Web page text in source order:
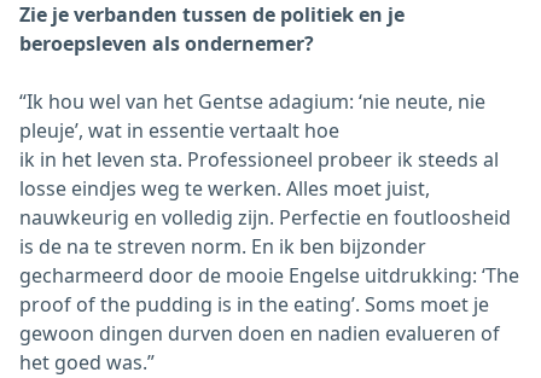
Zie je verbanden tussen de politiek en je
beroepsleven als ondernemer?
“Ik hou wel van het Gentse adagium: ‘nie neute, nie
pleuje’, wat in essentie vertaalt hoe
ik in het leven sta. Professioneel probeer ik steeds al
losse eindjes weg te werken. Alles moet juist,
nauwkeurig en volledig zijn. Perfectie en foutloosheid
is de na te streven norm. En ik ben bijzonder
gecharmeerd door de mooie Engelse uitdrukking: ‘The
proof of the pudding is in the eating’. Soms moet je
gewoon dingen durven doen en nadien evalueren of
het goed was.”